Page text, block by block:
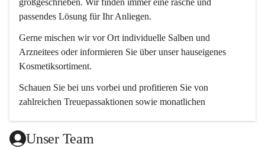
großgeschrieben. Wir finden immer eine rasche und
passendes Lösung für Ihr Anliegen.
Gerne mischen wir vor Ort individuelle Salben und
Arzneitees oder informieren Sie über unser hauseigenes
Kosmetiksortiment.
Schauen Sie bei uns vorbei und profitieren Sie von
zahlreichen Treuepassaktionen sowie monatlichen
Wir freuen uns auf Ihren Besuch! 😊
Unser Team